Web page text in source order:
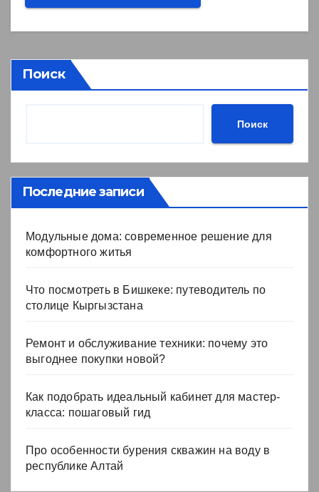
Поиск
Поиск
Последние записи
Модульные дома: современное решение для
комфортного житья
Что посмотреть в Бишкеке: путеводитель по
столице Кыргызстана
Ремонт и обслуживание техники: почему это
выгоднее покупки новой?
Как подобрать идеальный кабинет для мастер-
класса: пошаговый гид
Про особенности бурения скважин на воду в
республике Алтай